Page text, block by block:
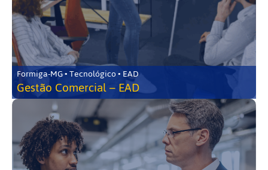
Formiga-MG • Tecnológico • EAD
Gestão Comercial – EAD